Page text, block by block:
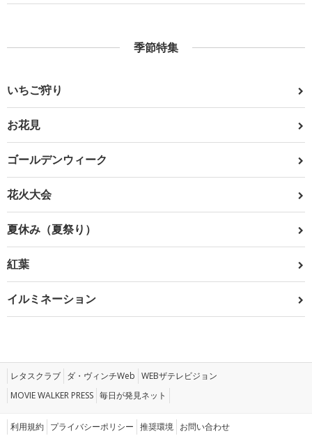
季節特集
いちご狩り
お花見
ゴールデンウィーク
花火大会
夏休み（夏祭り）
紅葉
イルミネーション
レタスクラブ ダ・ヴィンチWeb WEBザテレビジョン
MOVIE WALKER PRESS 毎日が発見ネット
利用規約 プライバシーポリシー 推奨環境 お問い合わせ